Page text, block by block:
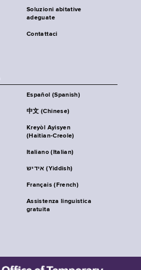
Soluzioni abitative
adeguate
Contattaci
Español (Spanish)
中文 (Chinese)
Kreyòl Ayisyen
(Haitian-Creole)
Italiano (Italian)
אידיש (Yiddish)
Français (French)
Assistenza linguistica
gratuita